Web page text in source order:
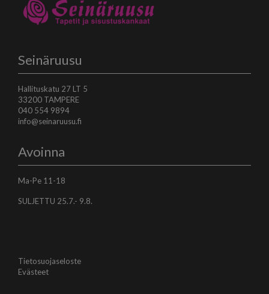
Seinäruusu
Hallituskatu 27 LT 5
33200 TAMPERE
040 554 9894
info@seinaruusu.fi
Avoinna
Ma-Pe 11-18
SULJETTU 25.7.- 9.8.
Tietosuojaseloste
Evästeet